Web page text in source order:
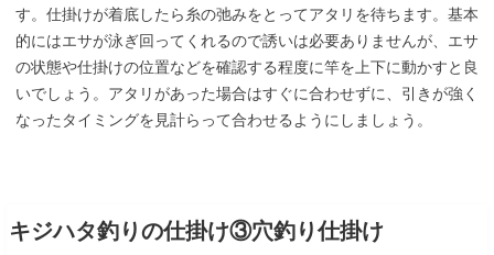
す。仕掛けが着底したら糸の弛みをとってアタリを待ちます。基本
的にはエサが泳ぎ回ってくれるので誘いは必要ありませんが、エサ
の状態や仕掛けの位置などを確認する程度に竿を上下に動かすと良
いでしょう。アタリがあった場合はすぐに合わせずに、引きが強く
なったタイミングを見計らって合わせるようにしましょう。
キジハタ釣りの仕掛け③穴釣り仕掛け